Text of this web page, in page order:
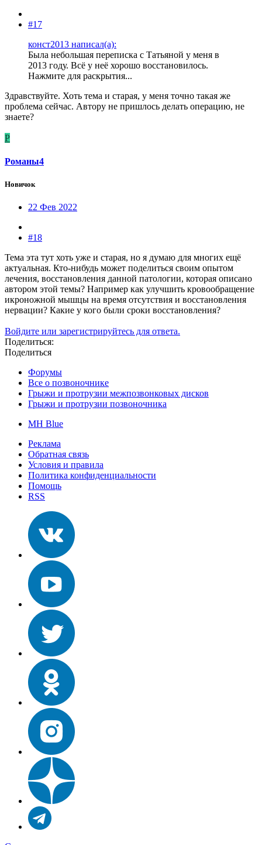
#17
конст2013 написал(а):
Была небольшая переписка с Татьяной у меня в
2013 году. Всё у неё хорошо восстановилось.
Нажмите для раскрытия...
Здравствуйте. Хоть тема и старая, у меня точно такая же
проблема сейчас. Автору не пришлось делать операцию, не
знаете?
P
Pоманы4
Новичок
22 Фев 2022
#18
Тема эта тут хоть уже и старая, но я думаю для многих ещё
актуальная. Кто-нибудь может поделиться своим опытом
лечения, восстановления данной патологии, которая описано
автором этой темы? Например как улучшить кровообращение
икроножной мышцы на время отсутствия и восстановления
нервации? Какие у кого были сроки восстановления?
Войдите или зарегистрируйтесь для ответа.
Поделиться:
Поделиться
Форумы
Все о позвоночнике
Грыжи и протрузии межпозвонковых дисков
Грыжи и протрузии позвоночника
MH Blue
Реклама
Обратная связь
Условия и правила
Политика конфиденциальности
Помощь
RSS